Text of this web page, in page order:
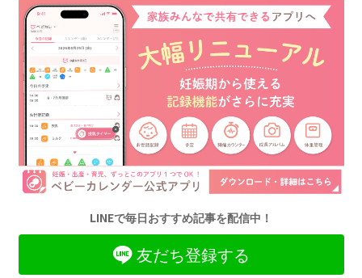
LINEで毎日おすすめ記事を配信中！
友だち登録する